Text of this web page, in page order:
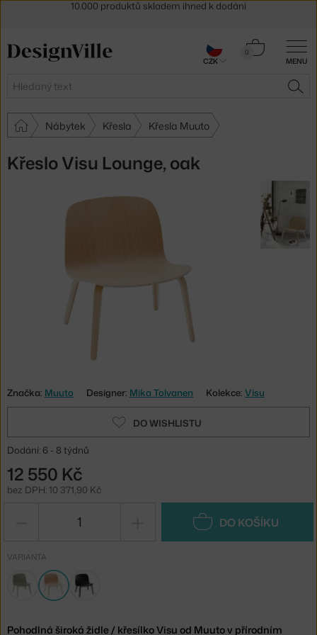
MENU
Hledat
0
Košík
Nábytek Křesla Křesla Muuto
Křeslo Visu Lounge, oak
Značka: Muuto Designer: Mika Tolvanen Kolekce: Visu
DO WISHLISTU
Dodání: 6 - 8 týdnů
12 550 Kč
bez DPH: 10 371,90 Kč
DO KOŠÍKU
VARIANTA
Pohodlná široká židle / křesílko Visu od Muuto v přírodním
30 dní na vrácení zboží
CZK